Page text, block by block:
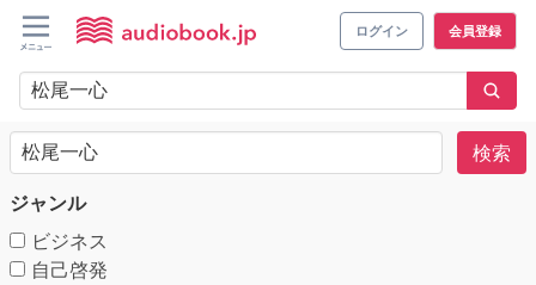
ログイン 会員登録
検索
ジャンル
ビジネス
自己啓発